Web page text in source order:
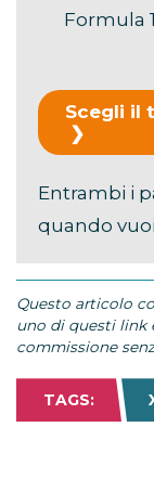
Formula
Scegli il
Entrambi i
quando
Questo articolo
uno di questi link
commissione
TAGS: